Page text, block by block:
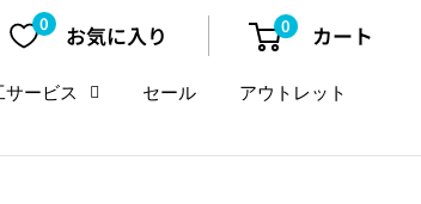
お気に入り
0 0 カート
サービス セール アウトレット